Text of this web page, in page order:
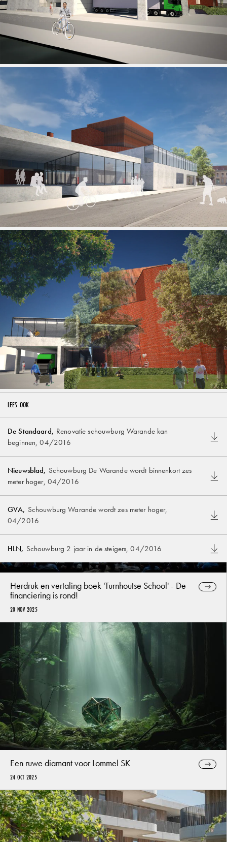
Lommel SK promoveert - de impact van architectuur
Woning LB — Een dialoog tussen verleden en
toekomst
05 MAR 2026
De Voorzienigheid in Herentals: een historisch
gebouw krijgt een nieuwe toekomst
26 FEB 2026
Herdruk en vertaling boek 'Turnhoutse School' - De
financiering is rond!
20 NOV 2025
Een ruwe diamant voor Lommel SK
24 OCT 2025
LEES OOK
De Standaard, Renovatie schouwburg Warande kan
beginnen,04/2016
Nieuwsblad, Schouwburg De Warande wordt binnenkort zes
meter hoger, 04/2016
GVA, Schouwburg Warande wordt zes meter hoger,
04/2016
HLN, Schouwburg 2 jaar in de steigers,04/2016